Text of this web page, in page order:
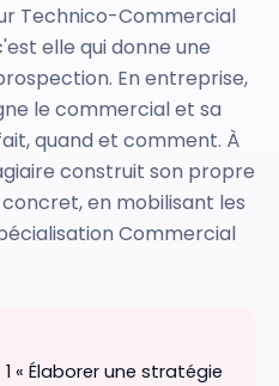
Technico-Commercial
elle qui donne une
En entreprise,
le commercial et sa
quand et comment. À
construit son propre
en mobilisant les
Commercial
« Élaborer une stratégie